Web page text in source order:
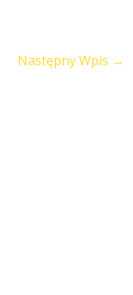
Następny Wpis →